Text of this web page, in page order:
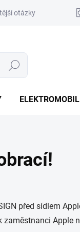
otázky
Hledat
před sídlem
zaměstnanci Apple